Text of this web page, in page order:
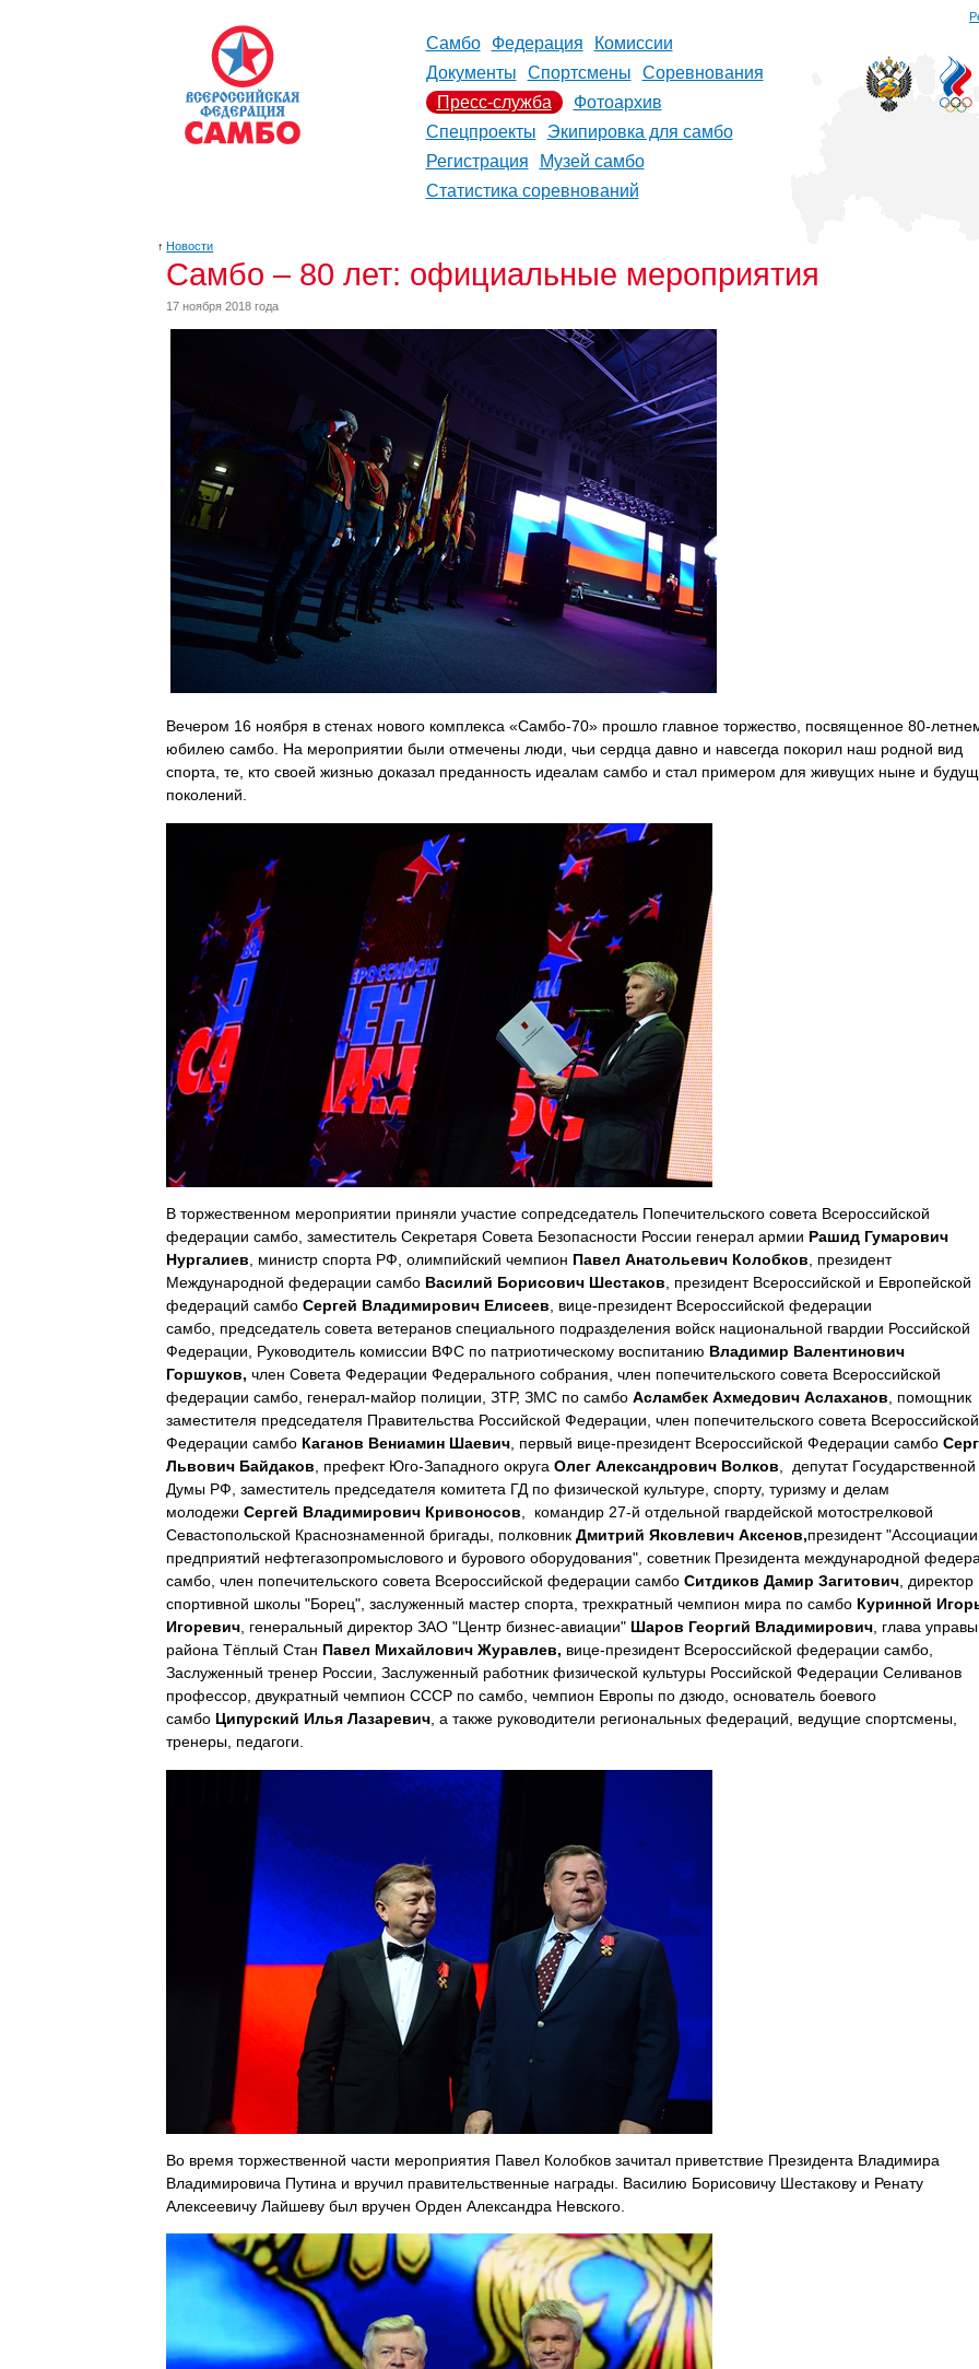
Самбо Федерация
Комиссии
Документы
Спортсмены
Соревнования
Пресс-служба
Фотоархив
Спецпроекты
Экипировка для самбо
Регистрация
Музей самбо
Статистика соревнований
↑ Новости
Самбо – 80 лет: официальные мероприятия
17 ноября 2018 года
Вечером 16 ноября в стенах нового комплекса «Самбо-70» прошло главное торжество, посвященное 80-
юбилею самбо. На мероприятии были отмечены люди, чьи сердца давно и навсегда покорил наш родной вид
спорта, те, кто своей жизнью доказал преданность идеалам самбо и стал примером для живущих ныне и
поколений.
В торжественном мероприятии приняли участие сопредседатель Попечительского совета Всероссийской
федерации самбо, заместитель Секретаря Совета Безопасности России генерал армии Рашид Гумарович
Нургалиев , министр спорта РФ, олимпийский чемпион Павел Анатольевич Колобков , президент
Международной федерации самбо Василий Борисович Шестаков , президент Всероссийской и Европейской
федераций самбо Сергей Владимирович Елисеев , вице-президент Всероссийской федерации
самбо, председатель совета ветеранов специального подразделения войск национальной гвардии Российской
Федерации, Руководитель комиссии ВФС по патриотическому воспитанию Владимир Валентинович
Горшуков, член Совета Федерации Федерального собрания, член попечительского совета Всероссийской
федерации самбо, генерал-майор полиции, ЗТР, ЗМС по самбо Асламбек Ахмедович Аслаханов , помощник
заместителя председателя Правительства Российской Федерации, член попечительского совета Всероссийской
Федерации самбо Каганов Вениамин Шаевич , первый вице-президент Всероссийской Федерации самбо
Львович Байдаков , префект Юго-Западного округа Олег Александрович Волков , депутат Государственной
Думы РФ, заместитель председателя комитета ГД по физической культуре, спорту, туризму и делам
молодежи Сергей Владимирович Кривоносов , командир 27-й отдельной гвардейской мотострелковой
Севастопольской Краснознаменной бригады, полковник Дмитрий Яковлевич Аксенов,президент "Ассоциации
предприятий нефтегазопромыслового и бурового оборудования", советник Президента международной
самбо, член попечительского совета Всероссийской федерации самбо Ситдиков Дамир Загитович , директор
спортивной школы "Борец", заслуженный мастер спорта, трехкратный чемпион мира по самбо Куринной
Игоревич , генеральный директор ЗАО "Центр бизнес-авиации" Шаров Георгий Владимирович , глава управы
района Тёплый Стан Павел Михайлович Журавлев, вице-президент Всероссийской федерации самбо,
Заслуженный тренер России, Заслуженный работник физической культуры Российской Федерации Селиванов
профессор, двукратный чемпион СССР по самбо, чемпион Европы по дзюдо, основатель боевого
самбо Ципурский Илья Лазаревич , а также руководители региональных федераций, ведущие спортсмены,
тренеры, педагоги.
Во время торжественной части мероприятия Павел Колобков зачитал приветствие Президента Владимира
Владимировича Путина и вручил правительственные награды. Василию Борисовичу Шестакову и Ренату
Алексеевичу Лайшеву был вручен Орден Александра Невского.